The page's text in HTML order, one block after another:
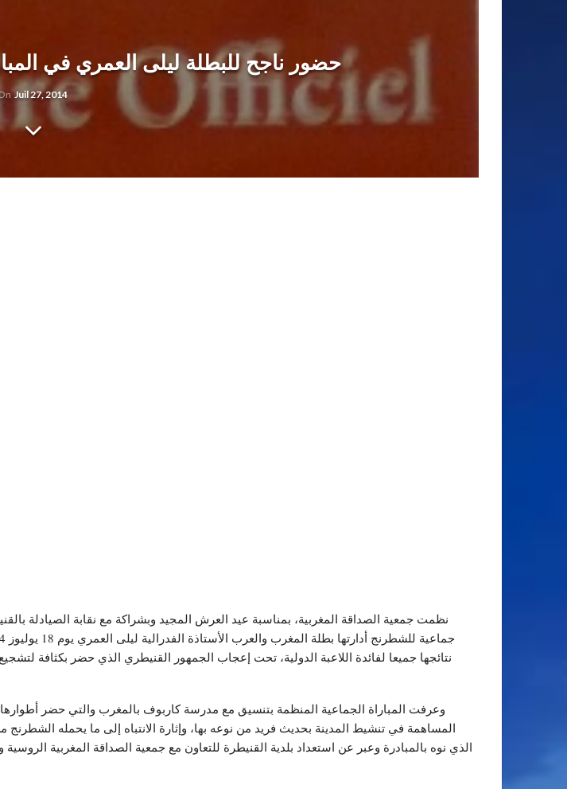
حضور ناجح للبطلة ليلى العمري في
Juil 27, 2014
نظمت جمعية الصداقة المغربية، بمناسبة عيد العرش المجيد وبشراكة مع نقابة الصيادلة
نتائجها جميعا لفائدة اللاعبة الدولية، تحت إعجاب الجمهور القنيطري الذي حضر بكثافة
وعرفت المباراة الجماعية المنظمة بتنسيق مع مدرسة كاربوف بالمغرب والتي حضر أطوارها
المساهمة في تنشيط المدينة بحديث فريد من نوعه بها، وإثارة الانتباه إلى ما يحمله الشطرنج
الذي نوه بالمبادرة وعبر عن استعداد بلدية القنيطرة للتعاون مع جمعية الصداقة المغربية